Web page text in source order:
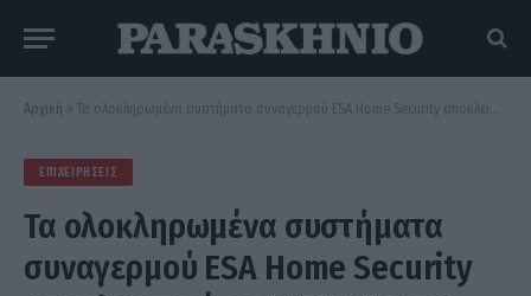
Αρχική » Τα ολοκληρωμένα συστήματα συναγερμού ESA Home Security αποκλειστικά σε ΓΕΡΜΑΝΟ και COSMOTE
ΕΠΙΧΕΙΡΉΣΕΙΣ
Τα ολοκληρωμένα συστήματα
συναγερμού ESA Home Security